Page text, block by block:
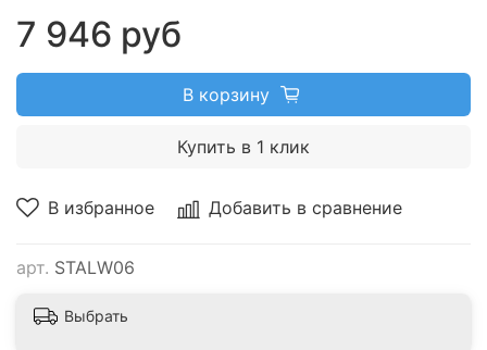
В избранное Добавить в сравнение
арт. STALW06
7 946 руб
В корзину
Купить в 1 клик
Выбрать